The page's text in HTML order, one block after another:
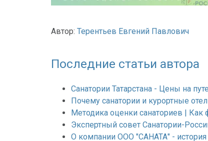
Автор: Терентьев Евгений Павлович
Последние статьи автора
Санатории Татарстана - Цены на
Почему санатории и курортные
Методика оценки санаториев |
Экспертный совет Санатории-
О компании ООО "САНАТА" - история